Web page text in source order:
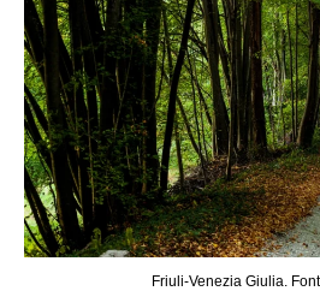
Friuli-Venezia Giulia.